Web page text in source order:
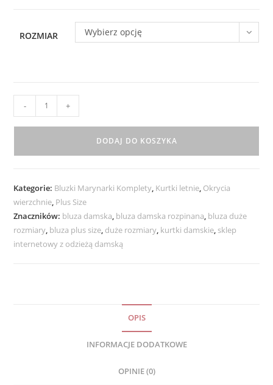
ROZMIAR Wybierz opcję
Lekka
MIKA
rozmiary
- +
DODAJ DO KOSZYKA
Kategorie: Bluzki Marynarki Komplety, Kurtki letnie, Okrycia
wierzchnie, Plus Size
Znaczników: bluza damska, bluza damska rozpinana, bluza duże
rozmiary, bluza plus size, duże rozmiary, kurtki damskie, sklep
internetowy z odzieżą damską
OPIS
INFORMACJE DODATKOWE
OPINIE (0)